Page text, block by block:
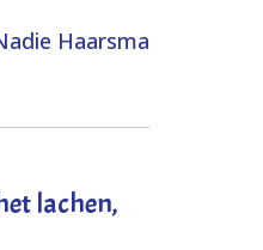
Haarsma
lachen,